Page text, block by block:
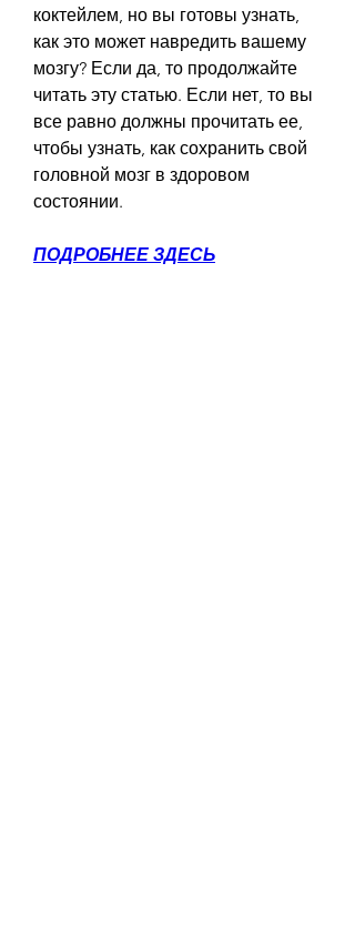
коктейлем, но вы готовы узнать,
как это может навредить вашему
мозгу? Если да, то продолжайте
читать эту статью. Если нет, то вы
все равно должны прочитать ее,
чтобы узнать, как сохранить свой
головной мозг в здоровом
состоянии.
ПОДРОБНЕЕ ЗДЕСЬ